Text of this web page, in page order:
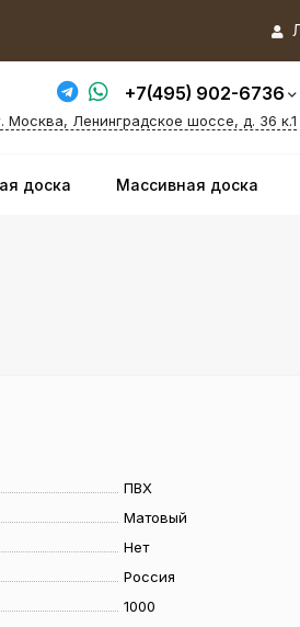
+7(495) 902-6736
Москва, Ленинградское шоссе, д. 36 к.1
доска Массивная доска
ПВХ
Матовый
Нет
Россия
1000